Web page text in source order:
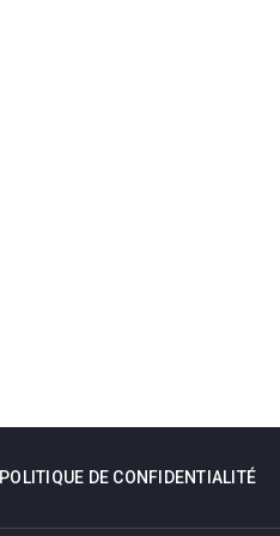
POLITIQUE DE CONFIDENTIALITÉ